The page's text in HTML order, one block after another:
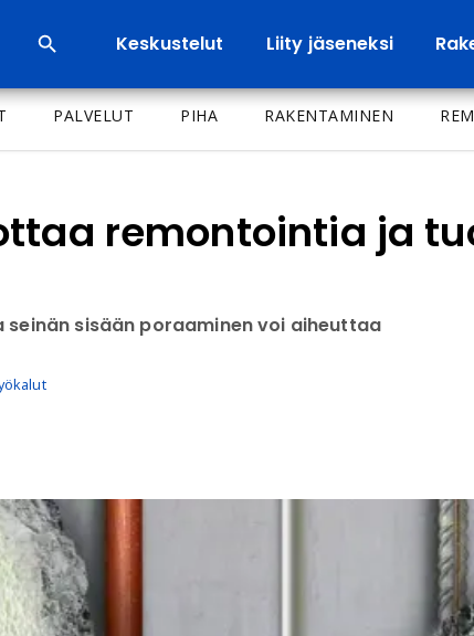
Keskustelut Liity jäseneksi
PALVELUT PIHA RAKENTAMINEN
remontointia ja
sisään poraaminen voi aiheuttaa